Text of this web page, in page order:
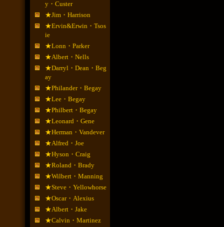
y・Custer
★Jim・Harrison
★Ervin&Erwin・Tsos
ie
★Lonn・Parker
★Albert・Nells
★Darryl・Dean・Beg
ay
★Philander・Begay
★Lee・Begay
★Philbert・Begay
★Leonard・Gene
★Herman・Vandever
★Alfred・Joe
★Hyson・Craig
★Roland・Brady
★Wilbert・Manning
★Steve・Yellowhorse
★Oscar・Alexius
★Albert・Jake
★Calvin・Martinez